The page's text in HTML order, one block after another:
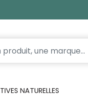
NATURELLES